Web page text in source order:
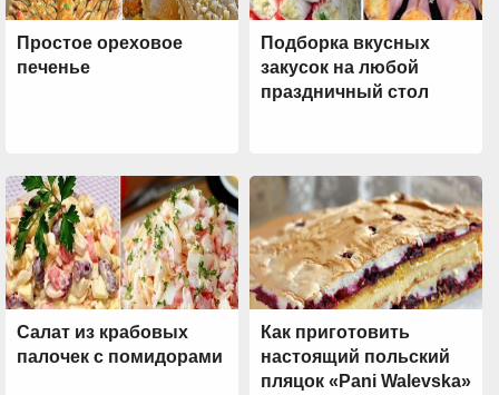
Простое ореховое
печенье
Подборка вкусных
закусок на любой
праздничный стол
Салат из крабовых
палочек с помидорами
Как приготовить
настоящий польский
пляцок «Pani Walevska»